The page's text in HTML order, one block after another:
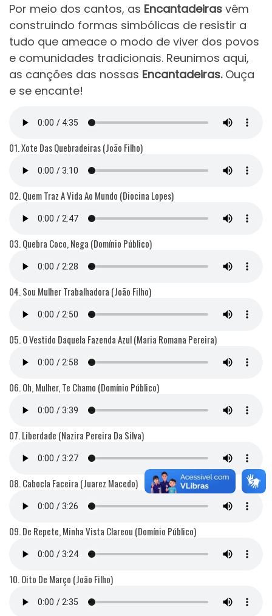
Por meio dos cantos, as Encantadeiras vêm
construindo formas simbólicas de resistir a
tudo que ameace o modo de viver dos povos
e comunidades tradicionais. Reunimos aqui,
as canções das nossas Encantadeiras.Ouça
e se encante!
01. Xote Das Quebradeiras (João Filho)
02. Quem Traz A Vida Ao Mundo (Diocina Lopes)
03. Quebra Coco, Nega (Domínio Público)
04. Sou Mulher Trabalhadora (João Filho)
05. O Vestido Daquela Fazenda Azul (Maria Romana Pereira)
06. Oh, Mulher, Te Chamo (Domínio Público)
07. Liberdade (Nazira Pereira Da Silva)
08. Cabocla Faceira (Juarez Macedo)
09. De Repete, Minha Vista Clareou (Domínio Público)
10. Oito De Março (João Filho)